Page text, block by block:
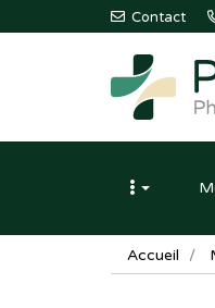
Contact
Accueil